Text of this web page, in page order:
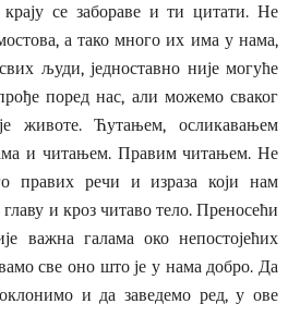
се забораве и ти цитати. Не
а тако много их има у нама,
људи, једноставно није могуће
поред нас, али можемо сваког
животе. Ћутањем, осликавањем
и читањем. Правим читањем. Не
правих речи и израза који нам
и кроз читаво тело. Преносећи
важна галама око непостојећих
све оно што је у нама добро. Да
и да заведемо ред, у ове